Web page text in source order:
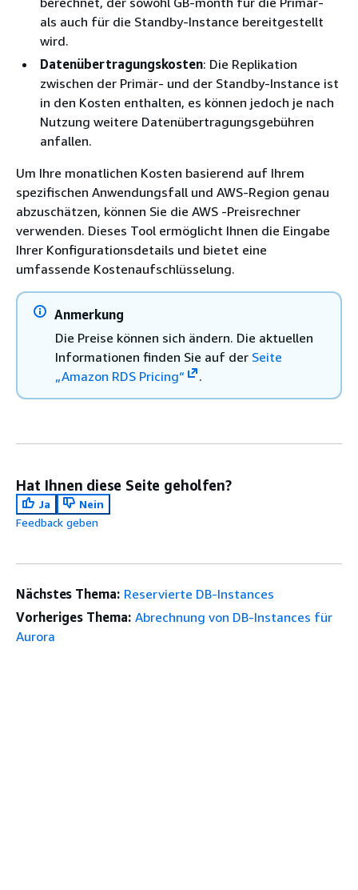
als auch für die Standby-Instance bereitgestellt
wird.
Datenübertragungskosten: Die Replikation
zwischen der Primär- und der Standby-Instance ist
in den Kosten enthalten, es können jedoch je nach
Nutzung weitere Datenübertragungsgebühren
anfallen.
Um Ihre monatlichen Kosten basierend auf Ihrem
spezifischen Anwendungsfall und AWS-Region genau
abzuschätzen, können Sie die AWS -Preisrechner
verwenden. Dieses Tool ermöglicht Ihnen die Eingabe
Ihrer Konfigurationsdetails und bietet eine
umfassende Kostenaufschlüsselung.
Anmerkung
Die Preise können sich ändern. Die aktuellen
Informationen finden Sie auf der Seite
„Amazon RDS Pricing“
.
Hat Ihnen diese Seite geholfen?
Ja
Nein
Feedback geben
Nächstes Thema: Reservierte DB-Instances
Vorheriges Thema: Abrechnung von DB-Instances für
Aurora